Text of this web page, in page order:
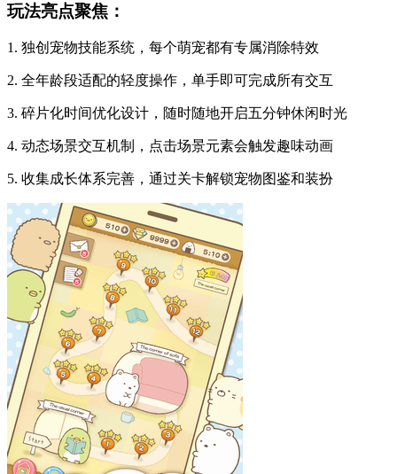
玩法亮点聚焦：
1. 独创宠物技能系统，每个萌宠都有专属消除特效
2. 全年龄段适配的轻度操作，单手即可完成所有交互
3. 碎片化时间优化设计，随时随地开启五分钟休闲时光
4. 动态场景交互机制，点击场景元素会触发趣味动画
5. 收集成长体系完善，通过关卡解锁宠物图鉴和装扮